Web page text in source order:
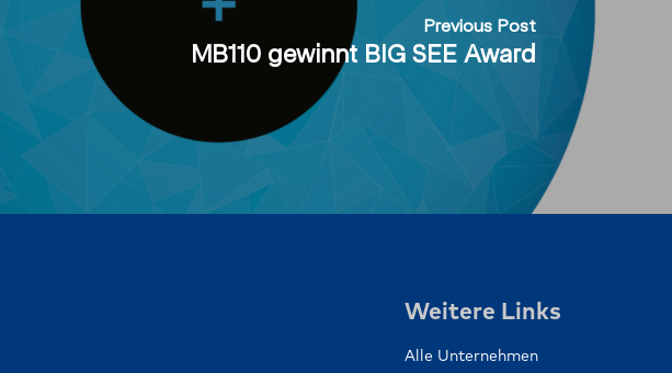
Previous Post
MB110 gewinnt BIG SEE Award
Weitere Links
Alle Unternehmen